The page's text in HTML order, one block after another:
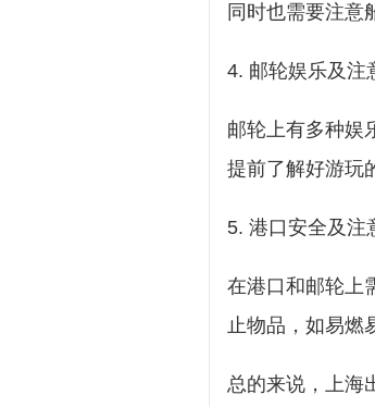
同时也需要注意
4. 邮轮娱乐及注
邮轮上有多种娱
提前了解好游玩
5. 港口安全及注
在港口和邮轮上
止物品，如易燃
总的来说，上海